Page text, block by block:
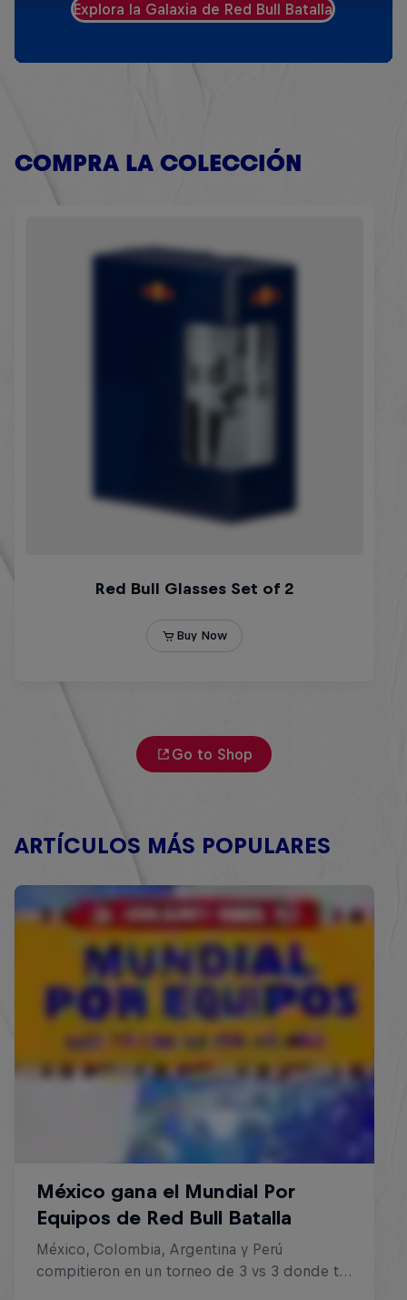
Explora la Galaxia de Red Bull Batalla
COMPRA LA COLECCIÓN
Go to Shop
ARTÍCULOS MÁS POPULARES